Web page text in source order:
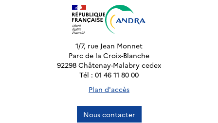
1/7, rue Jean Monnet
Parc de la Croix-Blanche
92298 Châtenay-Malabry cedex
Tél : 01 46 11 80 00
Plan d'accès
Nous contacter